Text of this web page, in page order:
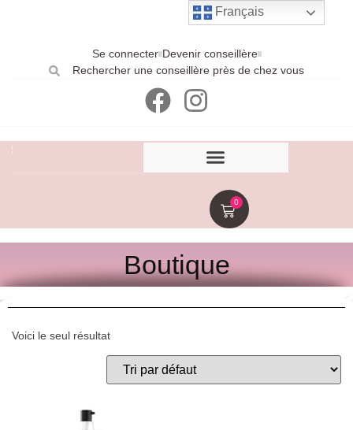
Se connecter Devenir conseillère
Rechercher une conseillère près de chez vous
0
Boutique
Voici le seul résultat
Français